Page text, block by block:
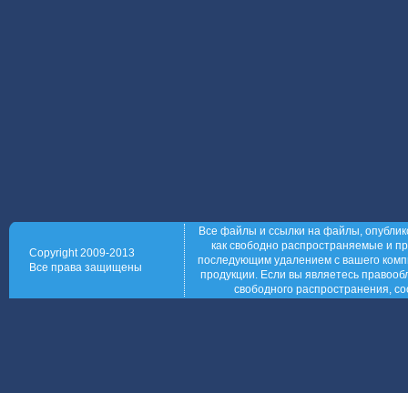
Copyright 2009-2013
Все права защищены
Все файлы и ссылки на файлы,
как свободно распространяемые и
последующим удалением с вашего
продукции. Если вы являетесь
свободного распространения,